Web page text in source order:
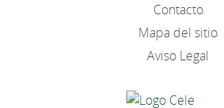
Contacto
Mapa del sitio
Aviso Legal